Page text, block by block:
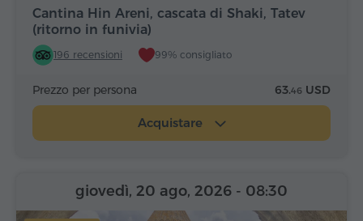
Cantina Hin Areni, cascata di Shaki, Tatev
(ritorno in funivia)
196 recensioni 99% consigliato
Prezzo per persona 63.46 USD
Acquistare
giovedì, 20 ago, 2026 - 08:30